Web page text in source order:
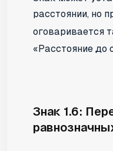
расстоянии, но
оговаривается
«Расстояние до
Знак 1.6: